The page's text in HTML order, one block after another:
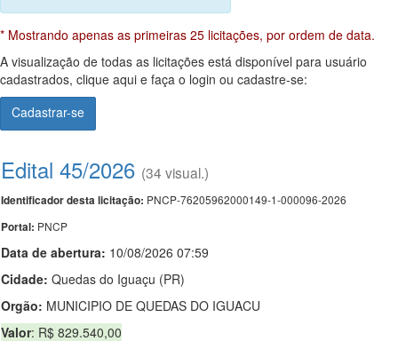
* Mostrando apenas as primeiras 25 licitações, por ordem de data.
A visualização de todas as licitações está disponível para usuário
cadastrados, clique aqui e faça o login ou cadastre-se:
Cadastrar-se
Edital 45/2026 (34 visual.)
Identificador desta licitação: PNCP-76205962000149-1-000096-2026
Portal: PNCP
Data de abertura: 10/08/2026 07:59
Cidade: Quedas do Iguaçu (PR)
Orgão: MUNICIPIO DE QUEDAS DO IGUACU
Valor: R$ 829.540,00